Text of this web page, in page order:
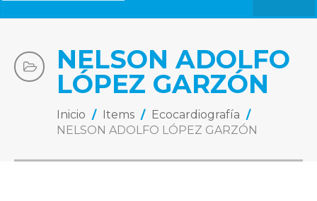
NELSON ADOLFO
LÓPEZ GARZÓN
Inicio / Items / Ecocardiografía /
NELSON ADOLFO LÓPEZ GARZÓN